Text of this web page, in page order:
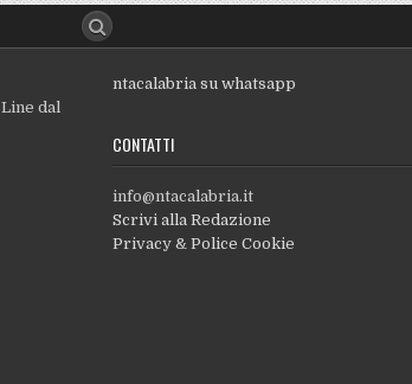
dal
ntacalabria su whatsapp
CONTATTI
info@ntacalabria.it
Scrivi alla Redazione
Privacy & Police Cookie